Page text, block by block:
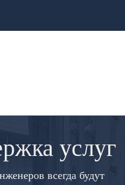
услуг
всегда будут